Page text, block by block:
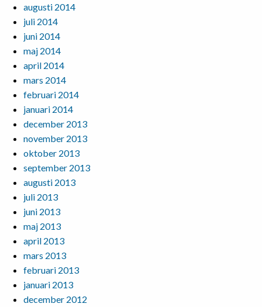
augusti 2014
juli 2014
juni 2014
maj 2014
april 2014
mars 2014
februari 2014
januari 2014
december 2013
november 2013
oktober 2013
september 2013
augusti 2013
juli 2013
juni 2013
maj 2013
april 2013
mars 2013
februari 2013
januari 2013
december 2012